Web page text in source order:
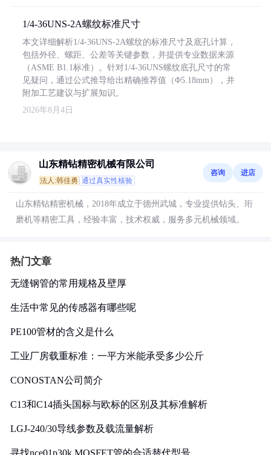
1/4-36UNS-2A螺纹标准尺寸
本文详细解析1/4-36UNS-2A螺纹的标准尺寸及底孔计算，
包括外径、螺距、公差等关键参数，并提供专业数据来源
（ASME B1.1标准）。针对1/4-36UNS螺纹底孔尺寸的常
见疑问，通过公式推导给出精确推荐值（Φ5.18mm），并
附加工艺建议与扩展知识。
2026年8月4日
山东精钻精密机械有限公司
法人:韩佳勇 通过真实性核验
咨询 进店
山东精钻精密机械，2018年成立于德州武城，专业提供钻头、珩
磨机等精密工具，经验丰富，技术权威，服务多元机械领域。
热门文章
无缝钢管的常用规格及壁厚
生活中常见的传感器有哪些呢
PE100管材的含义是什么
工业厂房载重标准：一平方米能承受多少公斤
CONOSTAN公司简介
C13和C14插头国标与欧标的区别及其标准解析
LGJ-240/30导线参数及载流量解析
寻找nce01p30k MOSFET管的合适替代型号